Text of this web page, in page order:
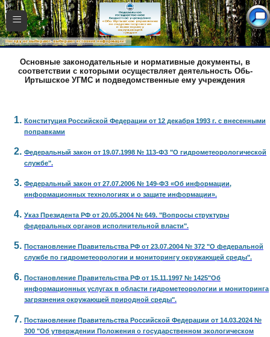
Основные законодательные и нормативные документы, в
соответствии с которыми осуществляет деятельность Обь-
Иртышское УГМС и подведомственные ему учреждения
Конституция Российской Федерации от 12 декабря 1993 г. с внесенными
поправками
Федеральный закон от 19.07.1998 № 113-ФЗ "О гидрометеорологической
службе".
Федеральный закон от 27.07.2006 № 149-ФЗ «Об информации,
информационных технологиях и о защите информации».
Указ Президента РФ от 20.05.2004 № 649. "Вопросы структуры
федеральных органов исполнительной власти".
Постановление Правительства РФ от 23.07.2004 № 372 "О федеральной
службе по гидрометеорологии и мониторингу окружающей среды".
Постановление Правительства РФ от 15.11.1997 № 1425"Об
информационных услугах в области гидрометеорологии и мониторинга
загрязнения окружающей природной среды".
Постановление Правительства Российской Федерации от 14.03.2024 №
300 "Об утверждении Положения о государственном экологическом
≡